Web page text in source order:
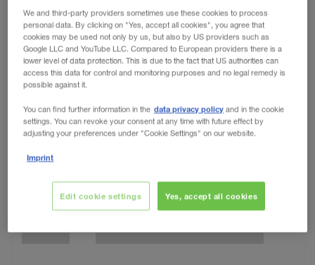
We and third-party providers sometimes use these cookies to process
personal data. By clicking on "Yes, accept all cookies", you agree that
cookies may be used not only by us, but also by US providers such as
Google LLC and YouTube LLC. Compared to European providers there is a
lower level of data protection. This is due to the fact that US authorities can
access this data for control and monitoring purposes and no legal remedy is
possible against it.
You can find further information in the data privacy policy and in the cookie
settings. You can revoke your consent at any time with future effect by
adjusting your preferences under "Cookie Settings" on our website.
Imprint
Yes, accept all cookies
Edit cookie settings